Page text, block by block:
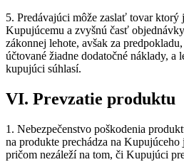
5. Predávajúci môže zaslať tovar ktorý
Kupujúcemu a zvyšnú časť
zákonnej lehote, avšak za
účtované žiadne dodatočné náklady, a
kupujúci súhlasí.
VI. Prevzatie produktu
1. Nebezpečenstvo poškodenia
na produkte prechádza na
pričom nezáleží na tom, či Kupujúci